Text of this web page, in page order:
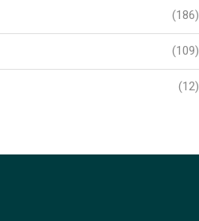
(186)
(109)
(12)